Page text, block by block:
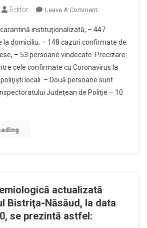
Editor Leave A CommentOn
Epidemiologică
La
Nivelul
Judeţului
Bistriţa-
Năsăud,
instituţionalizată; – 447
la domiciliu; – 148 cazuri confirmate de
– 53 persoane vindecate. Precizare:
cele confirmate cu Coronavirus la
locali. – Două persoane sunt
Judeţean de Poliţie – 10
actualizată
Bistriţa-Năsăud, la data
se prezintă astfel: